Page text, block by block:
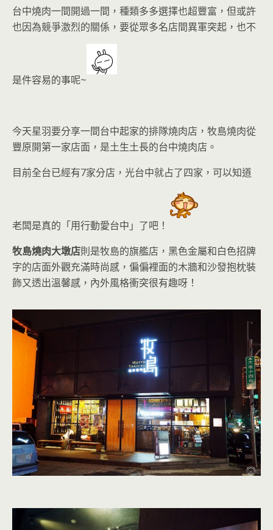
台中燒肉一間開過一間，種類多多選擇也超豐富，但或許
也因為競爭激烈的關係，要從眾多名店間異軍突起，也不
是件容易的事呢~
今天星羽要分享一間台中起家的排隊燒肉店，牧島燒肉從
豐原開第一家店面，是土生土長的台中燒肉店。
目前全台已經有7家分店，光台中就占了四家，可以知道
老闆是真的「用行動愛台中」了吧 ！
牧島燒肉大墩店則是牧島的旗艦店，黑色金屬和白色招牌
字的店面外觀充滿時尚感，偏偏裡面的木牆和沙發抱枕裝
飾又透出溫馨感 ，內外風格衝突很有趣呀！